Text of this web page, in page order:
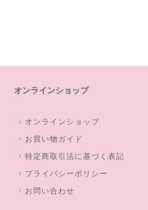
オンラインショップ
オンラインショップ
お買い物ガイド
特定商取引法に基づく表記
プライバシーポリシー
お問い合わせ